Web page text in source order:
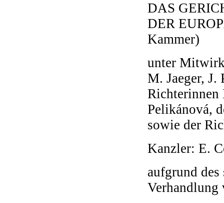
DAS
DER
Kammer)
unter
M. Jaeger,
Richterinnen
Pelikánová,
sowie der
Kanzler: E.
aufgrund
Verhandlung